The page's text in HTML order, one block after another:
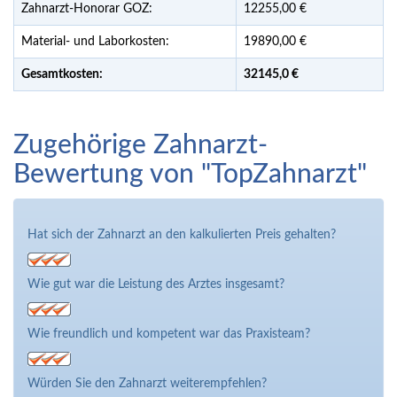
Zahnarzt-Honorar GOZ: 12255,00 €
Material- und Laborkosten: 19890,00 €
Gesamtkosten: 32145,0 €
Zugehörige Zahnarzt-
Bewertung von "TopZahnarzt"
Hat sich der Zahnarzt an den kalkulierten Preis gehalten?
Wie gut war die Leistung des Arztes insgesamt?
Wie freundlich und kompetent war das Praxisteam?
Würden Sie den Zahnarzt weiterempfehlen?